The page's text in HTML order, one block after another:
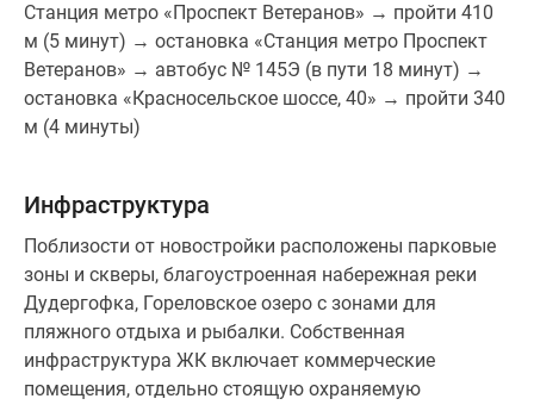
Станция метро «Проспект Ветеранов» → пройти 410
м (5 минут) → остановка «Станция метро Проспект
Ветеранов» → автобус № 145Э (в пути 18 минут) →
остановка «Красносельское шоссе, 40» → пройти 340
м (4 минуты)
Инфраструктура
Поблизости от новостройки расположены парковые
зоны и скверы, благоустроенная набережная реки
Дудергофка, Гореловское озеро с зонами для
пляжного отдыха и рыбалки. Собственная
инфраструктура ЖК включает коммерческие
помещения, отдельно стоящую охраняемую